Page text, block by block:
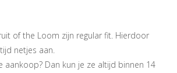
of the Loom zijn regular fit. Hierdoor
netjes aan.
aankoop? Dan kun je ze altijd binnen 14